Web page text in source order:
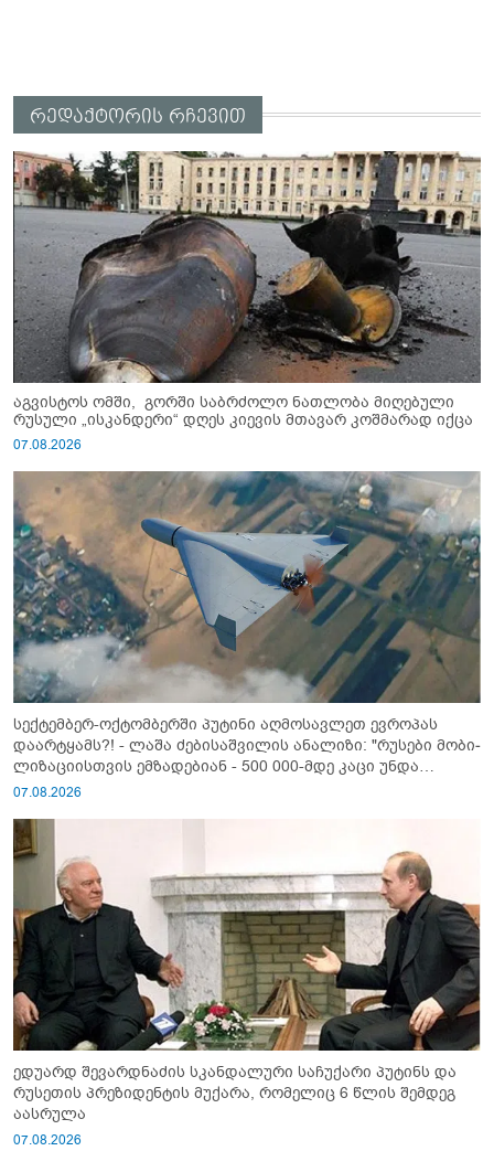
რედაქტორის რჩევით
აგვისტოს ომში, გორში საბრძოლო ნათლობა მიღებული
რუსული „ისკანდერი“ დღეს კიევის მთავარ კოშმარად იქცა
07.08.2026
სექტემბერ-ოქტომბერში პუტინი აღმოსავლეთ ევროპას
დაარტყამს?! - ლაშა ძებისაშვილის ანალიზი: "რუსები მობი­
ლიზაციისთვის ემზადებიან - 500 000-მდე კაცი უნდა
გაიწვიონ ომში"
07.08.2026
ედუარდ შევარდნაძის სკანდალური საჩუქარი პუტინს და
რუსეთის პრეზიდენტის მუქარა, რომელიც 6 წლის შემდეგ
აასრულა
07.08.2026